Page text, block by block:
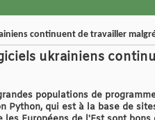
continuent de travailler
ukrainiens
populations de
Python, qui est à la base de